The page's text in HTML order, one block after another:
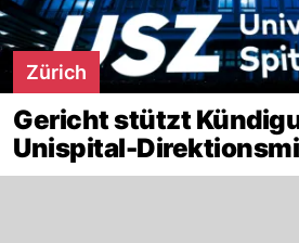
Zürich
Gericht stützt
Unispital-